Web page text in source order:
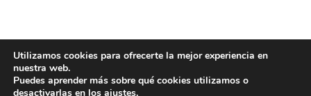
Barcode Services Spain - 2021 All Rights Reserved -
Utilizamos cookies para ofrecerte la mejor experiencia en
nuestra web.
Puedes aprender más sobre qué cookies utilizamos o
desactivarlas en los ajustes.